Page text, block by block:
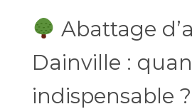
Abattage
Dainville :
indispensable ?